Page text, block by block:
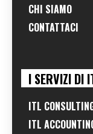
CHI SIAMO
CONTATTACI
I SERVIZI DI
ITL
ITL